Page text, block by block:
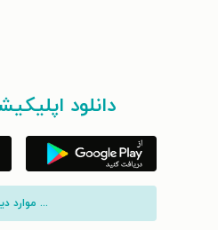
دانلود
... موارد